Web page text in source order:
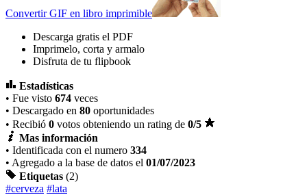
Convertir GIF en libro imprimible
Descarga gratis el PDF
Imprimelo, corta y armalo
Disfruta de tu flipbook
Estadísticas
• Fue visto 674 veces
• Descargado en 80 oportunidades
• Recibió 0 votos obteniendo un rating de 0/5
Mas información
• Identificada con el numero 334
• Agregado a la base de datos el 01/07/2023
Etiquetas (2)
#cerveza #lata